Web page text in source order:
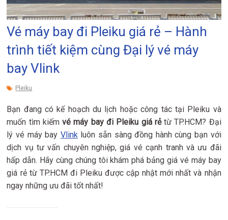
Vé máy bay đi Pleiku giá rẻ – Hành
trình tiết kiệm cùng Đại lý vé máy
bay Vlink
Pleiku
Bạn đang có kế hoạch du lịch hoặc công tác tại Pleiku và
muốn tìm kiếmvé máy bay đi Pleiku giá rẻtừ TP.HCM? Đại
lý vé máy bay Vlinkluôn sẵn sàng đồng hành cùng bạn với
dịch vụ tư vấn chuyên nghiệp, giá vé cạnh tranh và ưu đãi
hấp dẫn. Hãy cùng chúng tôi khám phá bảng giá vé máy bay
giá rẻ từ TP.HCM đi Pleiku được cập nhật mới nhất và nhận
ngay những ưu đãi tốt nhất!